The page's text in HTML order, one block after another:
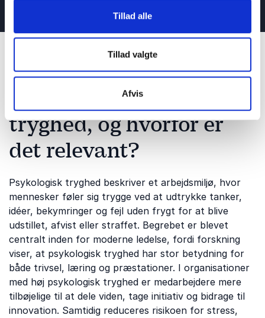
Tillad alle
Tillad valgte
Afvis
Hvad er psykologisk
tryghed, og hvorfor er
det relevant?
Psykologisk tryghed beskriver et arbejdsmiljø, hvor
mennesker føler sig trygge ved at udtrykke tanker,
idéer, bekymringer og fejl uden frygt for at blive
udstillet, afvist eller straffet. Begrebet er blevet
centralt inden for moderne ledelse, fordi forskning
viser, at psykologisk tryghed har stor betydning for
både trivsel, læring og præstationer. I organisationer
med høj psykologisk tryghed er medarbejdere mere
tilbøjelige til at dele viden, tage initiativ og bidrage til
innovation. Samtidig reduceres risikoen for stress,